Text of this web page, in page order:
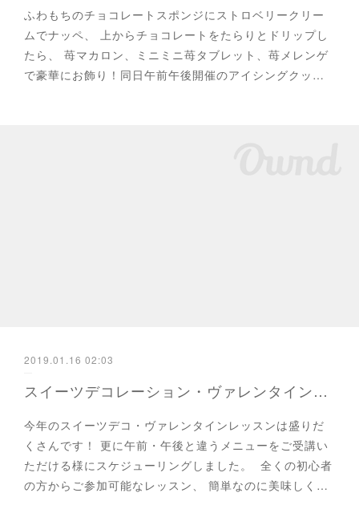
ふわもちのチョコレートスポンジにストロベリークリー
ムでナッペ、 上からチョコレートをたらりとドリップし
たら、 苺マカロン、ミニミニ苺タブレット、苺メレンゲ
で豪華にお飾り！同日午前午後開催のアイシングクッ…
2019.01.16 02:03
スイーツデコレーション・ヴァレンタインスペシャル・シーズナルレッスン開催のお知らせ
今年のスイーツデコ・ヴァレンタインレッスンは盛りだ
くさんです！ 更に午前・午後と違うメニューをご受講い
ただける様にスケジューリングしました。 全くの初心者
の方からご参加可能なレッスン、 簡単なのに美味しく…